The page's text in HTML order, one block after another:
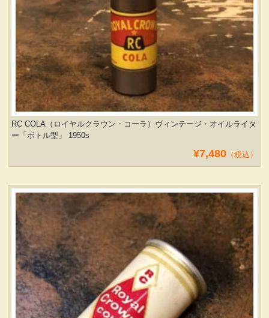
RC COLA（ロイヤルクラウン・コーラ）ヴィンテージ・オイルライタ
ー「ボトル型」 1950s
¥7,480（税込）